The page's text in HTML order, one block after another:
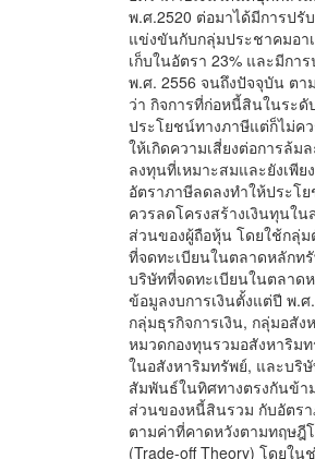
พ.ศ.2520 ต่อมาได้มีการปรั
แข่งขันกับกลุ่มประชาคมอา
เก็บในอัตรา 23% และมีกา
พ.ศ. 2556 จนถึงปัจจุบัน ตา
ว่า กิจการที่ก่อหนี้สินในระ
ประโยชน์ทางภาษีแต่ก็ไม่ค
ให้เกิดความเสี่ยงต่อการล้ม
ลงทุนที่เหมาะสมและยังเพี
อัตราภาษีลดลงทําให้ประโ
ควรลดโครงสร้างเงินทุนใ
ส่วนของผู้ถือหุ้น โดยใช้กลุ่
ที่จดทะเบียนในตลาดหลักท
บริษัทที่จดทะเบียนในตลาด
ข้อมูลงบการเงินตั้งแต่ปี พ.ศ
กลุ่มธุรกิจการเงิน, กลุ่มอสั
หมวดกองทุนรวมอสังหาริม
ในอสังหาริมทรัพย์, และบริ
สัมพันธ์ในทิศทางตรงกันข้า
ส่วนของหนี้สินรวม กับอัตร
ตามค่าที่คาดหวังตามทฤษฎี
(Trade-off Theory) โดยใ